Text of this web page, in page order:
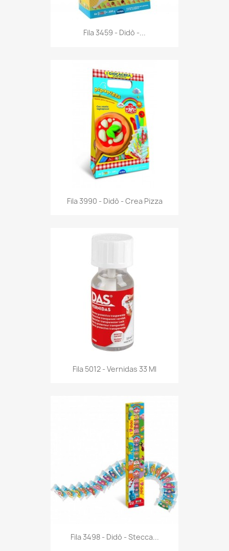
Anteprima
Fila 3459 - Didò -...
 Anteprima
Fila 3990 - Didò - Crea Pizza
Anteprima
Fila 5012 - Vernidas 33 Ml
Anteprima
Fila 3498 - Didò - Stecca...